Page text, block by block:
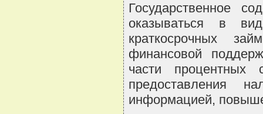
Государственное
оказываться в
краткосрочных
финансовой
части процентных
предоставления
информацией,